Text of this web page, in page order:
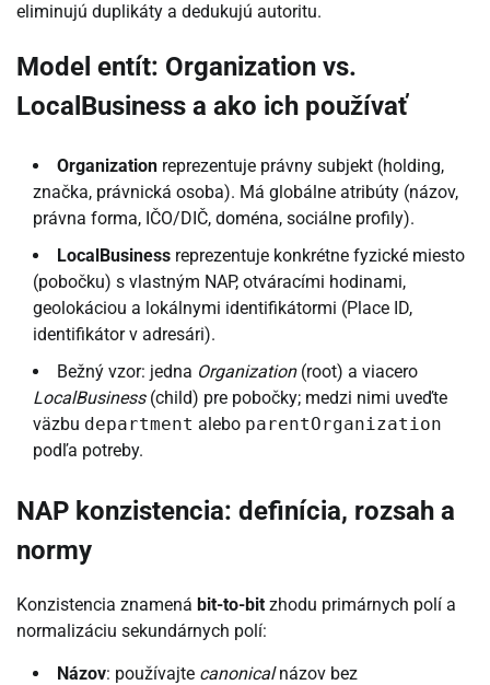
eliminujú duplikáty a dedukujú autoritu.
Model entít: Organization vs.
LocalBusiness a ako ich používať
Organization reprezentuje právny subjekt (holding,
značka, právnická osoba). Má globálne atribúty (názov,
právna forma, IČO/DIČ, doména, sociálne profily).
LocalBusiness reprezentuje konkrétne fyzické miesto
(pobočku) s vlastným NAP, otváracími hodinami,
geolokáciou a lokálnymi identifikátormi (Place ID,
identifikátor v adresári).
Bežný vzor: jedna Organization(root) a viacero
LocalBusiness(child) pre pobočky; medzi nimi uveďte
väzbu department alebo parentOrganization
podľa potreby.
NAP konzistencia: definícia, rozsah a
normy
Konzistencia znamená bit-to-bit zhodu primárnych polí a
normalizáciu sekundárnych polí:
Názov: používajte canonicalnázov bez